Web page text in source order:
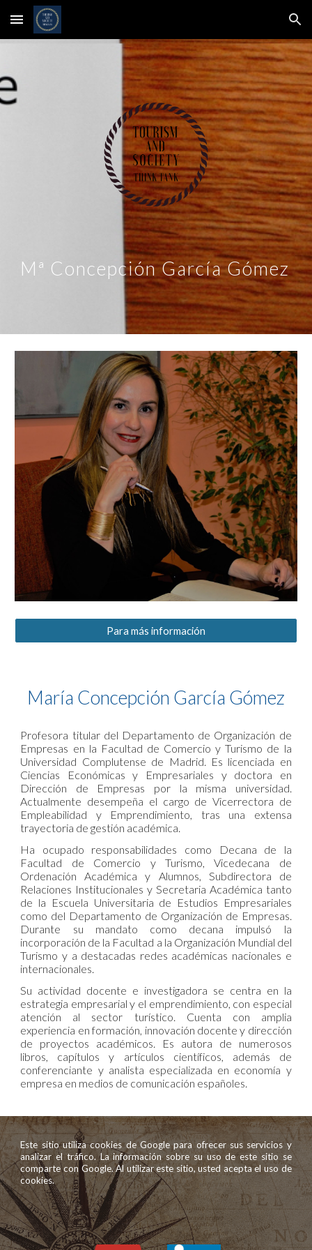
Skip to main content Skip to navigation
Mª Concepción García Gómez
Para más información
María Concepción García Gómez
Profesora titular del Departamento de Organización de
Empresas en la Facultad de Comercio y Turismo de la
Universidad Complutense de Madrid. Es licenciada en
Ciencias Económicas y Empresariales y doctora en
Dirección de Empresas por la misma universidad.
Actualmente desempeña el cargo de Vicerrectora de
Empleabilidad y Emprendimiento, tras una extensa
trayectoria de gestión académica.
Ha ocupado responsabilidades como Decana de la
Facultad de Comercio y Turismo, Vicedecana de
Ordenación Académica y Alumnos, Subdirectora de
Relaciones Institucionales y Secretaria Académica tanto
de la Escuela Universitaria de Estudios Empresariales
como del Departamento de Organización de Empresas.
Durante su mandato como decana impulsó la
incorporación de la Facultad a la Organización Mundial del
Turismo y a destacadas redes académicas nacionales e
internacionales.
Su actividad docente e investigadora se centra en la
estrategia empresarial y el emprendimiento, con especial
atención al sector turístico. Cuenta con amplia
experiencia en formación, innovación docente y dirección
de proyectos académicos. Es autora de numerosos
libros, capítulos y artículos científicos, además de
conferenciante y analista especializada en economía y
empresa en medios de comunicación españoles.
Este sitio utiliza cookies de Google para ofrecer sus servicios y
analizar el tráfico. La información sobre su uso de este sitio se
comparte con Google. Al utilizar este sitio, usted acepta el uso de
cookies.